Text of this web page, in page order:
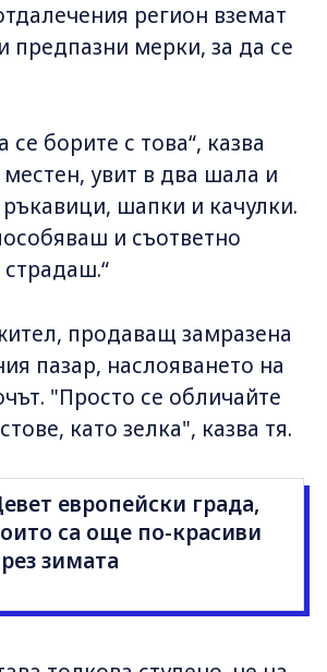
регион вземат
предпазни мерки, за да се
борите с това“, казва
увит в два шала и
шапки и качулки.
и съответно
продаващ замразена
пазар, наслояването на
"Просто се обличайте
като зелка", казва тя.
европейски града,
са още по-красиви
зимата